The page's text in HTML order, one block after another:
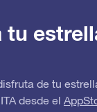
tu
de tu
desde el